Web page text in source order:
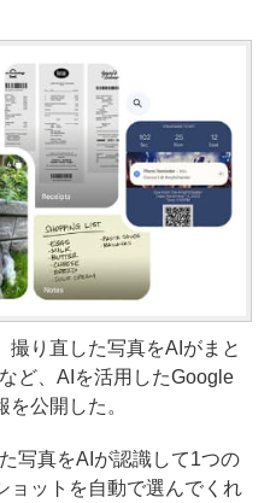
撮り直した写真をAIがまと
ど、AIを活用したGoogle
公開した。
写真をAIが認識して1つの
ョットを自動で選んでくれ